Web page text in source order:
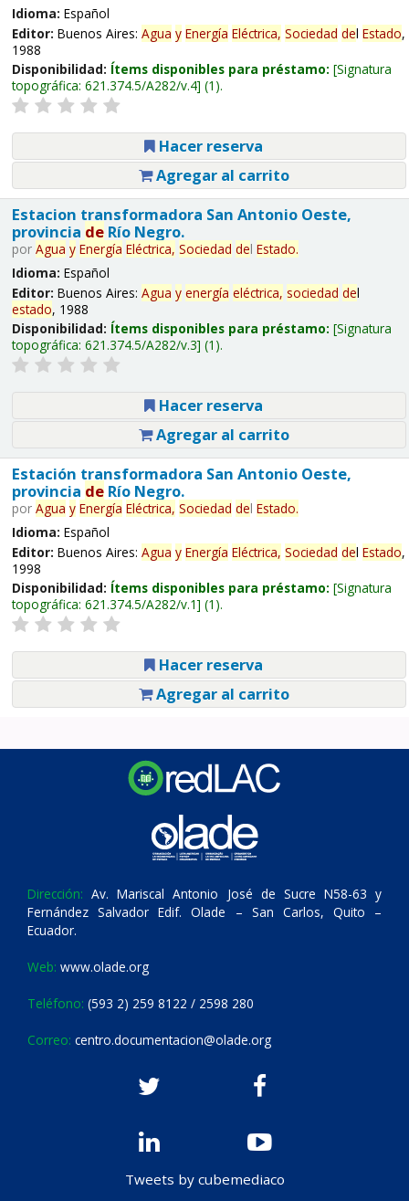
Idioma: Español
Editor: Buenos Aires: Agua y Energía Eléctrica, Sociedad del Estado,
1988
Disponibilidad: Ítems disponibles para préstamo: Signatura
topográfica: 621.374.5/A282/v.4 (1).
Hacer reserva
Agregar al carrito
Estacion transformadora San Antonio Oeste,
provincia deRío Negro.
por Agua y Energía Eléctrica, Sociedad del Estado.
Idioma: Español
Editor: Buenos Aires: Agua y energía eléctrica, sociedad del
estado, 1988
Disponibilidad: Ítems disponibles para préstamo: Signatura
topográfica: 621.374.5/A282/v.3 (1).
Hacer reserva
Agregar al carrito
Estación transformadora San Antonio Oeste,
provincia deRío Negro.
por Agua y Energía Eléctrica, Sociedad del Estado.
Idioma: Español
Editor: Buenos Aires: Agua y Energía Eléctrica, Sociedad del Estado,
1998
Disponibilidad: Ítems disponibles para préstamo: Signatura
topográfica: 621.374.5/A282/v.1 (1).
Hacer reserva
Agregar al carrito
Dirección: Av. Mariscal Antonio José de Sucre N58-63 y
Fernández Salvador Edif. Olade – San Carlos, Quito –
Ecuador.
Web: www.olade.org
Teléfono: (593 2) 259 8122 / 2598 280
Correo: centro.documentacion@olade.org
Tweets by cubemediaco